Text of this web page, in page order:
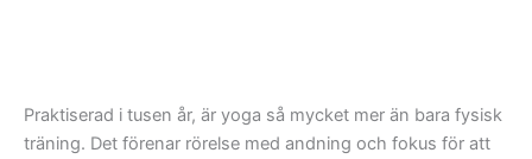
Praktiserad i tusen år, är yoga så mycket mer än bara fysisk
träning. Det förenar rörelse med andning och fokus för att